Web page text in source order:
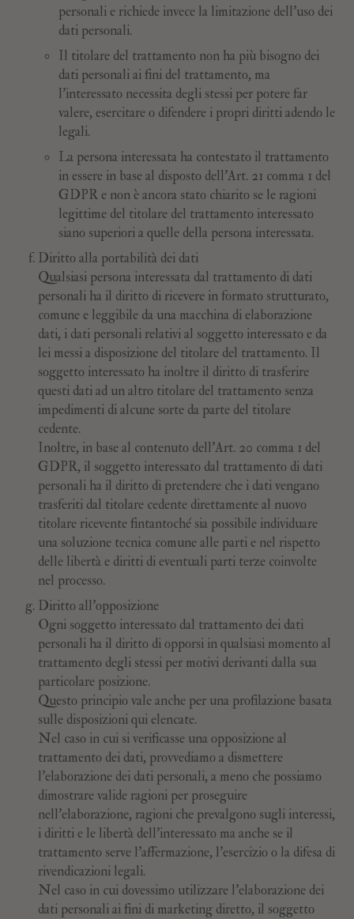
personali e richiede invece la limitazione dell'uso dei
dati personali.
Il titolare del trattamento non ha più bisogno dei
dati personali ai fini del trattamento, ma
l'interessato necessita degli stessi per potere far
valere, esercitare o difendere i propri diritti adendo le
legali.
La persona interessata ha contestato il trattamento
in essere in base al disposto dell’Art. 21 comma 1 del
GDPR e non è ancora stato chiarito se le ragioni
legittime del titolare del trattamento interessato
siano superiori a quelle della persona interessata.
Diritto alla portabilità dei dati
Qualsiasi persona interessata dal trattamento di dati
personali ha il diritto di ricevere in formato strutturato,
comune e leggibile da una macchina di elaborazione
dati, i dati personali relativi al soggetto interessato e da
lei messi a disposizione del titolare del trattamento. Il
soggetto interessato ha inoltre il diritto di trasferire
questi dati ad un altro titolare del trattamento senza
impedimenti di alcune sorte da parte del titolare
cedente.
Inoltre, in base al contenuto dell’Art. 20 comma 1 del
GDPR, il soggetto interessato dal trattamento di dati
personali ha il diritto di pretendere che i dati vengano
trasferiti dal titolare cedente direttamente al nuovo
titolare ricevente fintantoché sia possibile individuare
una soluzione tecnica comune alle parti e nel rispetto
delle libertà e diritti di eventuali parti terze coinvolte
nel processo.
Diritto all’opposizione
Ogni soggetto interessato dal trattamento dei dati
personali ha il diritto di opporsi in qualsiasi momento al
trattamento degli stessi per motivi derivanti dalla sua
particolare posizione.
Questo principio vale anche per una profilazione basata
sulle disposizioni qui elencate.
Nel caso in cui si verificasse una opposizione al
trattamento dei dati, provvediamo a dismettere
l’elaborazione dei dati personali, a meno che possiamo
dimostrare valide ragioni per proseguire
nell'elaborazione, ragioni che prevalgono sugli interessi,
i diritti e le libertà dell'interessato ma anche se il
trattamento serve l'affermazione, l'esercizio o la difesa di
rivendicazioni legali.
Nel caso in cui dovessimo utilizzare l’elaborazione dei
dati personali ai fini di marketing diretto, il soggetto